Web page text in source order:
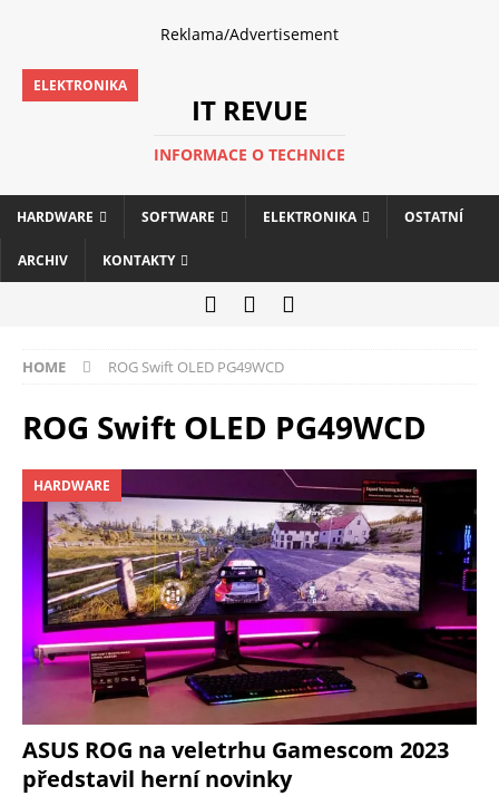
Reklama/Advertisement
IT REVUE
INFORMACE O TECHNICE
HARDWARE SOFTWARE ELEKTRONIKA OSTATNÍ
ARCHIV KONTAKTY
HOME ROG Swift OLED PG49WCD
ROG Swift OLED PG49WCD
HARDWARE
ASUS ROG na veletrhu Gamescom 2023
představil herní novinky
ELEKTRONIKA